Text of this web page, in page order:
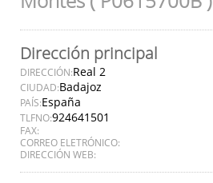
Dirección principal
DIRECCIÓN:Real 2
CIUDAD:Badajoz
PAÍS:España
TLFNO:924641501
FAX:
CORREO ELETRÓNICO:
DIRECCIÓN WEB: